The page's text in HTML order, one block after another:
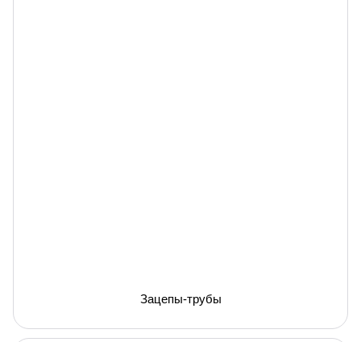
Зацепы-трубы